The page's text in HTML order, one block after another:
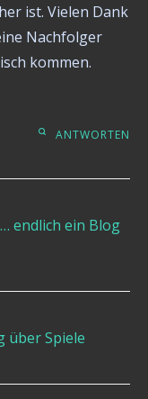
ist. Vielen Dank
Nachfolger
kommen.
ANTWORTEN
endlich ein Blog
über Spiele